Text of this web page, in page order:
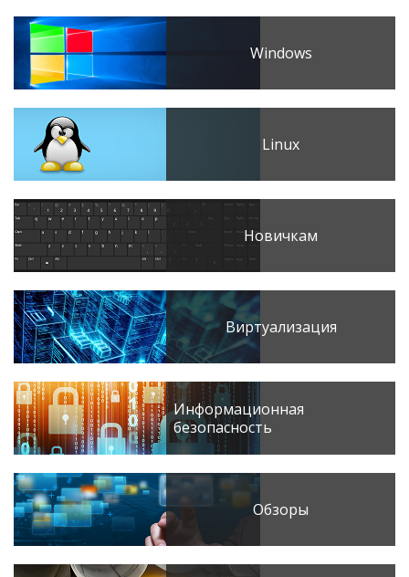
Windows
Linux
Новичкам
Виртуализация
Информационная
безопасность
Обзоры